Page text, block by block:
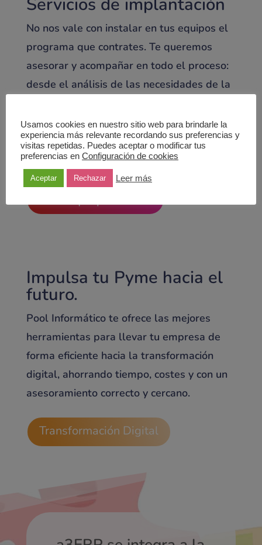
Servicios de implantación
No nos vale con instalar en tus equipos el
programa que contrates. Te queremos
asesorar y acompañar en todo el proceso:
desde el análisis de las necesidades de la
despliegue, formación, incluyendo soporte
técnico y si necesitas más, actualizaremos
tu sistema.
Impulsa tu Pyme hacia el
futuro.
Pool Informático te ofrece las mejores
herramientas para llevar tu empresa de
forma eficiente hacia la transformación
digital, ahorrando tiempo, costes y con un
asesoramiento correcto y cercano.
Transformación Digital
Usamos cookies en nuestro sitio web para brindarle la
experiencia más relevante recordando sus preferencias y
visitas repetidas. Puedes aceptar o modificar tus
preferencias en Configuración de cookies
Aceptar Rechazar Leer más